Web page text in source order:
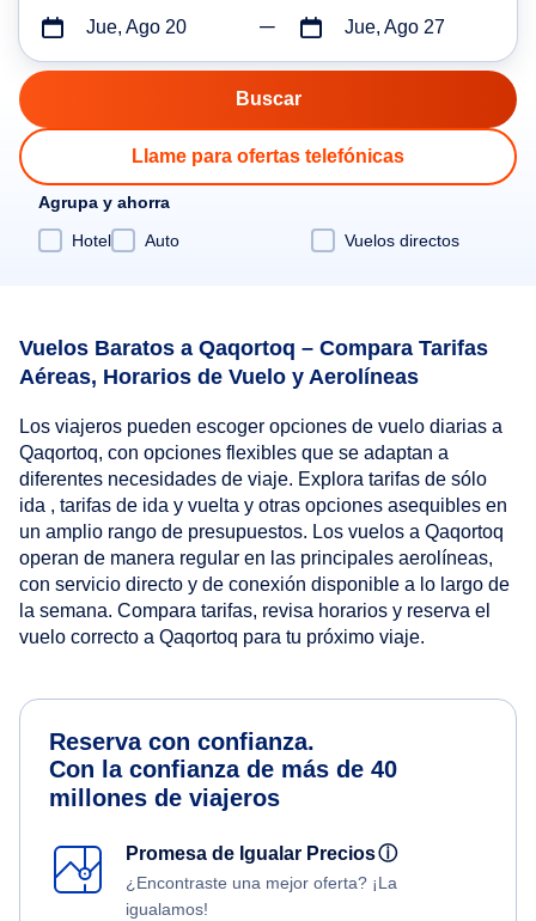
Jue, Ago 20 Jue, Ago 27
Llame para ofertas telefónicas
Agrupa y ahorra
Hotel
Auto Vuelos directos
Vuelos Baratos a Qaqortoq – Compara Tarifas
Aéreas, Horarios de Vuelo y Aerolíneas
Los viajeros pueden escoger opciones de vuelo diarias a
Qaqortoq, con opciones flexibles que se adaptan a
diferentes necesidades de viaje. Explora tarifas de sólo
ida , tarifas de ida y vuelta y otras opciones asequibles en
un amplio rango de presupuestos. Los vuelos a Qaqortoq
operan de manera regular en las principales aerolíneas,
con servicio directo y de conexión disponible a lo largo de
la semana. Compara tarifas, revisa horarios y reserva el
vuelo correcto a Qaqortoq para tu próximo viaje.
Reserva con confianza.
Con la confianza de más de 40
millones de viajeros
Promesa de Igualar Preciosⓘ
¿Encontraste una mejor oferta? ¡La
igualamos!